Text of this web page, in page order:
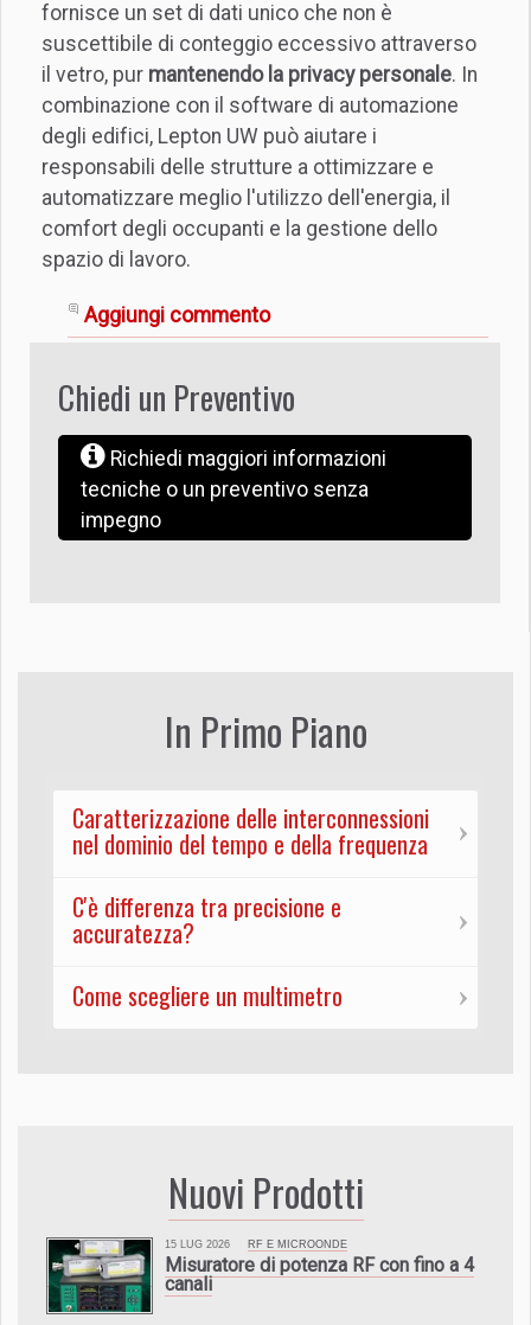
fornisce un set di dati unico che non è
suscettibile di conteggio eccessivo attraverso
il vetro, pur mantenendo la privacy personale. In
combinazione con il software di automazione
degli edifici, Lepton UW può aiutare i
responsabili delle strutture a ottimizzare e
automatizzare meglio l'utilizzo dell'energia, il
comfort degli occupanti e la gestione dello
spazio di lavoro.
Aggiungi commento
Chiedi un Preventivo
Richiedi maggiori informazioni
tecniche o un preventivo senza
impegno
In Primo Piano
Caratterizzazione delle interconnessioni
nel dominio del tempo e della frequenza
C'è differenza tra precisione e
accuratezza?
Come scegliere un multimetro
Nuovi Prodotti
15 LUG 2026 RF E MICROONDE
Misuratore di potenza RF con fino a 4
canali